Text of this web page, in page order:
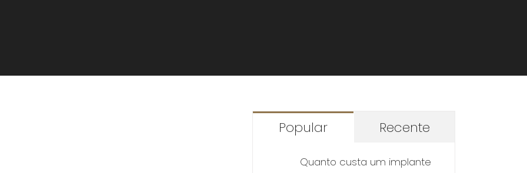
Popular Recente
Quanto custa um implante